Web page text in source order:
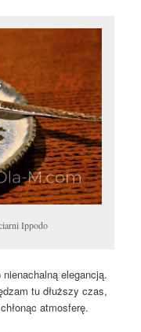
Ippodo
elegancją.
tu dłuższy czas,
atmosferę.